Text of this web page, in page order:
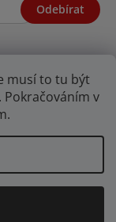
musí to tu být
Pokračováním v
Odebírat
i Instagramu.